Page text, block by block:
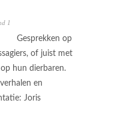
1
Gesprekken op
of juist met
hun dierbaren.
en
Joris